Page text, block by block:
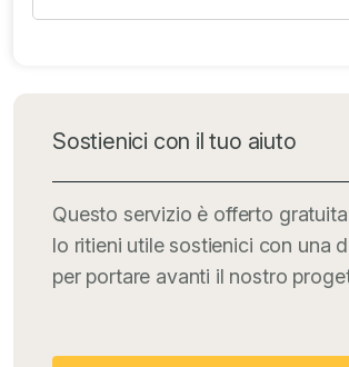
Sostienici con il tuo aiuto
Questo servizio è offerto
lo ritieni utile sostienici con una
per portare avanti il nostro